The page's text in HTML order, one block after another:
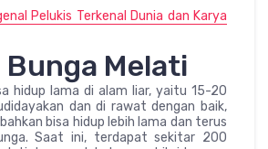
Pelukis Terkenal Dunia dan Karya
Melati
hidup lama di alam liar, yaitu 15-20
dan di rawat dengan baik,
bisa hidup lebih lama dan terus
Saat ini, terdapat sekitar 200